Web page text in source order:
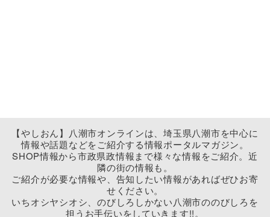
【やしおん】八潮市オンラインは、埼玉県八潮市を中心に
情報や話題などをご紹介する情報ポータルマガジン。
SHOP情報から市政県政情報まで様々な情報をご紹介。近
隣の街の情報も。
ご紹介が必要な情報や、告知したい情報があればぜひお寄
せください。
いちオシヤシオシ、のびしろしかない八潮市ののびしろを
担うお手伝いをしていきます!!。